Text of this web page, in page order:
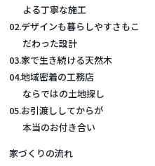
よる丁寧な施工
02.デザインも暮らしやすさもこ
だわった設計
03.家で生き続ける天然木
04.地域密着の工務店
ならではの土地探し
05.お引渡ししてからが
本当のお付き合い
家づくりの流れ